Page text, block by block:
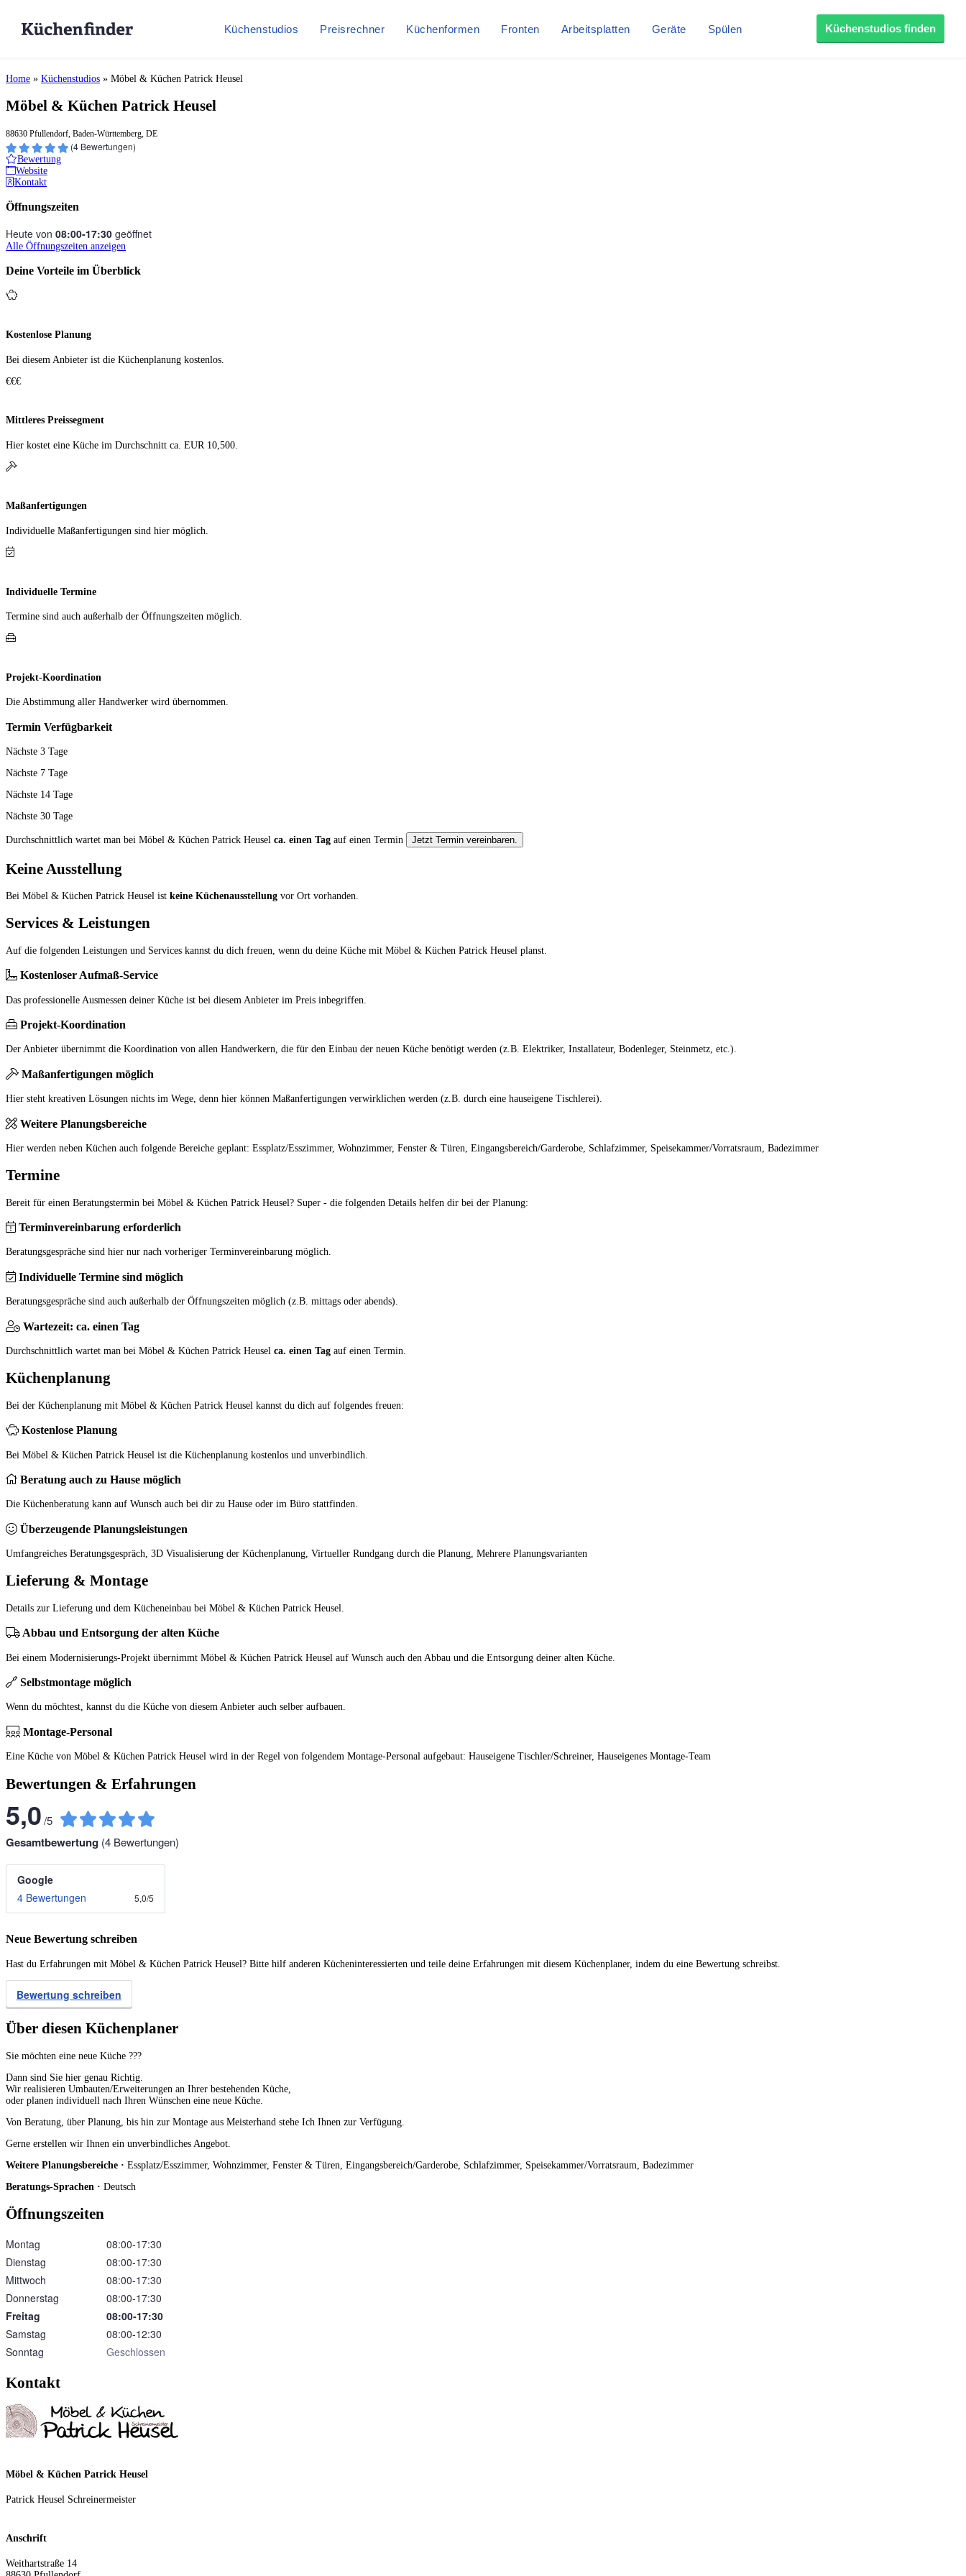
Küchenstudios Preisrechner Küchenformen Fronten Arbeitsplatten Geräte Spülen Küchenstudios finden
Home » Küchenstudios » Möbel & Küchen Patrick Heusel
Möbel & Küchen Patrick Heusel
88630 Pfullendorf, Baden-Württemberg, DE
(4 Bewertungen)
Bewertung
Website
Kontakt
Öffnungszeiten
Heute von 08:00‑17:30 geöffnet
Alle Öffnungszeiten anzeigen
Deine Vorteile im Überblick
Kostenlose Planung
Bei diesem Anbieter ist die Küchen­planung kostenlos.
€€€
Mittleres Preissegment
Hier kostet eine Küche im Durch­schnitt ca. EUR 10,500.
Maßanfertigungen
Individuelle Maß­anfer­tigungen sind hier möglich.
Individuelle Termine
Termine sind auch außerhalb der Öffnungs­zeiten möglich.
Projekt-Koordination
Die Abstimmung aller Hand­werker wird übernommen.
Termin Verfügbarkeit
Nächste 3 Tage
Nächste 7 Tage
Nächste 14 Tage
Nächste 30 Tage
Durchschnittlich wartet man bei Möbel & Küchen Patrick Heusel ca. einen Tag auf einen Termin Jetzt Termin vereinbaren.
Keine Ausstellung
Bei Möbel & Küchen Patrick Heusel ist keine Küchenausstellung vor Ort vorhanden.
Services & Leistungen
Auf die folgenden Leistungen und Services kannst du dich freuen, wenn du deine Küche mit Möbel & Küchen Patrick Heusel planst.
Kostenloser Aufmaß-Service
Das professionelle Ausmessen deiner Küche ist bei diesem Anbieter im Preis inbegriffen.
Projekt-Koordination
Der Anbieter übernimmt die Koordination von allen Handwerkern, die für den Einbau der neuen Küche benötigt werden (z.B. Elektriker, Installateur, Bodenleger, Steinmetz, etc.).
Maßanfertigungen möglich
Hier steht kreativen Lösungen nichts im Wege, denn hier können Maßanfertigungen verwirklichen werden (z.B. durch eine hauseigene Tischlerei).
Weitere Planungsbereiche
Hier werden neben Küchen auch folgende Bereiche geplant: Essplatz/Esszimmer, Wohnzimmer, Fenster & Türen, Eingangsbereich/Garderobe, Schlafzimmer, Speisekammer/Vorratsraum, Badezimmer
Termine
Bereit für einen Beratungstermin bei Möbel & Küchen Patrick Heusel? Super - die folgenden Details helfen dir bei der Planung:
Terminvereinbarung erforderlich
Beratungsgespräche sind hier nur nach vorheriger Terminvereinbarung möglich.
Individuelle Termine sind möglich
Beratungsgespräche sind auch außerhalb der Öffnungszeiten möglich (z.B. mittags oder abends).
Wartezeit: ca. einen Tag
Durchschnittlich wartet man bei Möbel & Küchen Patrick Heusel ca. einen Tag auf einen Termin.
Küchenplanung
Bei der Küchenplanung mit Möbel & Küchen Patrick Heusel kannst du dich auf folgendes freuen:
Kostenlose Planung
Bei Möbel & Küchen Patrick Heusel ist die Küchenplanung kostenlos und unverbindlich.
Beratung auch zu Hause möglich
Die Küchenberatung kann auf Wunsch auch bei dir zu Hause oder im Büro stattfinden.
Überzeugende Planungsleistungen
Umfangreiches Beratungsgespräch, 3D Visualisierung der Küchenplanung, Virtueller Rundgang durch die Planung, Mehrere Planungsvarianten
Lieferung & Montage
Details zur Lieferung und dem Kücheneinbau bei Möbel & Küchen Patrick Heusel.
Abbau und Entsorgung der alten Küche
Bei einem Modernisierungs-Projekt übernimmt Möbel & Küchen Patrick Heusel auf Wunsch auch den Abbau und die Entsorgung deiner alten Küche.
Selbstmontage möglich
Wenn du möchtest, kannst du die Küche von diesem Anbieter auch selber aufbauen.
Montage-Personal
Eine Küche von Möbel & Küchen Patrick Heusel wird in der Regel von folgendem Montage-Personal aufgebaut: Hauseigene Tischler/Schreiner, Hauseigenes Montage-Team
Bewertungen & Erfahrungen
5,0/5
Gesamtbewertung (4 Bewertungen)
Google
4 Bewertungen
5,0/5
Neue Bewertung schreiben
Hast du Erfahrungen mit Möbel & Küchen Patrick Heusel? Bitte hilf anderen Kücheninteressierten und teile deine Erfahrungen mit diesem Küchenplaner, indem du eine Bewertung schreibst.
Bewertung schreiben
Über diesen Küchenplaner
Sie möchten eine neue Küche ???
Dann sind Sie hier genau Richtig.
Wir realisieren Umbauten/Erweiterungen an Ihrer bestehenden Küche,
oder planen individuell nach Ihren Wünschen eine neue Küche.
Von Beratung, über Planung, bis hin zur Montage aus Meisterhand stehe Ich Ihnen zur Verfügung.
Gerne erstellen wir Ihnen ein unverbindliches Angebot.
Weitere Planungsbereiche · Essplatz/Esszimmer, Wohnzimmer, Fenster & Türen, Eingangsbereich/Garderobe, Schlafzimmer, Speisekammer/Vorratsraum, Badezimmer
Beratungs-Sprachen · Deutsch
Öffnungszeiten
Montag
08:00‑17:30
Dienstag
08:00‑17:30
Mittwoch
08:00‑17:30
Donnerstag
08:00‑17:30
Freitag
08:00‑17:30
Samstag
08:00‑12:30
Sonntag
Geschlossen
Kontakt
Möbel & Küchen Patrick Heusel
Patrick Heusel Schreinermeister
Anschrift
Weithartstraße 14